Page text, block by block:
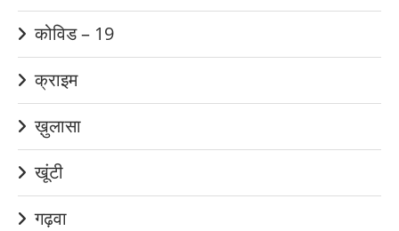
कोविड – 19
क्राइम
ख़ुलासा
खूंटी
गढ़वा